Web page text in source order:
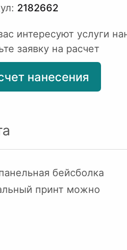
2182662
интересуют услуги
заявку на расчет
нанесения
бейсболка
принт можно